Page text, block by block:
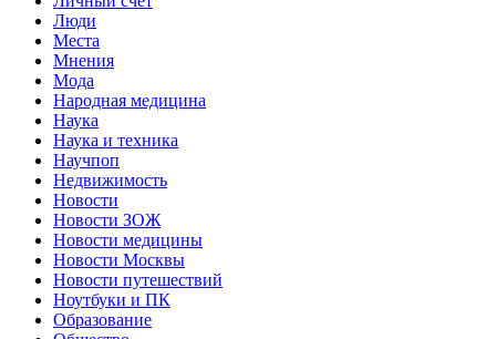
Люди
Места
Мнения
Мода
Народная медицина
Наука
Наука и техника
Научпоп
Недвижимость
Новости
Новости ЗОЖ
Новости медицины
Новости Москвы
Новости путешествий
Ноутбуки и ПК
Образование